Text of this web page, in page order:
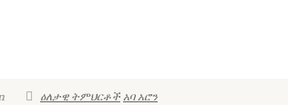
ዕለታዊ ትምህርቶችአባ አሮን